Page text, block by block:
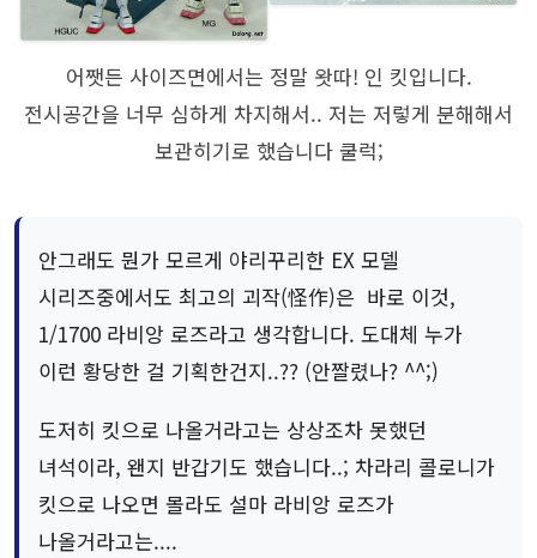
어쨋든 사이즈면에서는 정말 왓따! 인 킷입니다.
전시공간을 너무 심하게 차지해서.. 저는 저렇게 분해해서
보관히기로 했습니다 쿨럭;
안그래도 뭔가 모르게 야리꾸리한 EX 모델
시리즈중에서도 최고의 괴작(怪作)은 바로 이것,
1/1700 라비앙 로즈라고 생각합니다. 도대체 누가
이런 황당한 걸 기획한건지..?? (안짤렸나? ^^;)
도저히 킷으로 나올거라고는 상상조차 못했던
녀석이라, 왠지 반갑기도 했습니다..; 차라리 콜로니가
킷으로 나오면 몰라도 설마 라비앙 로즈가
나올거라고는....